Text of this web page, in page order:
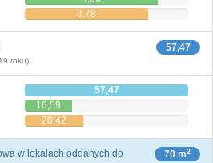
3,78
57,47
roku)
57,47
16,59
20,42
70 m2
w lokalach oddanych do